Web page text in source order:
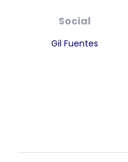
Social
Gil Fuentes